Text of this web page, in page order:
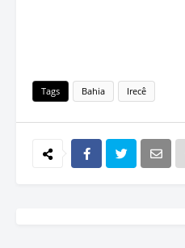
Tags Bahia Irecê